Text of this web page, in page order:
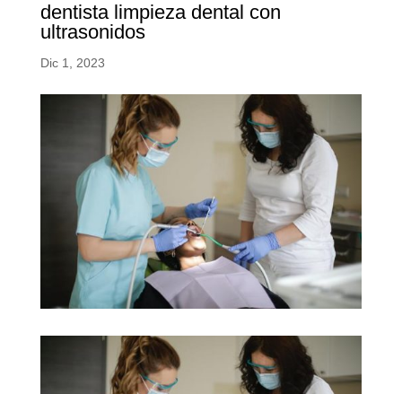
dentista limpieza dental con
ultrasonidos
Dic 1, 2023